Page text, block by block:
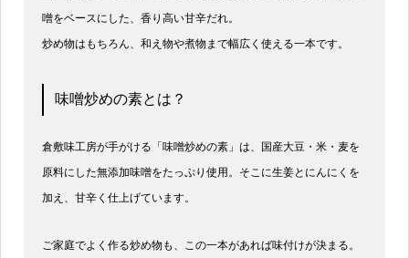
噌をベースにした、香り高い甘辛だれ。
炒め物はもちろん、和え物や煮物まで幅広く使える一本です。
味噌炒めの素とは？
倉敷味工房が手がける「味噌炒めの素」は、国産大豆・米・麦を
原料にした無添加味噌をたっぷり使用。そこに生姜とにんにくを
加え、甘辛く仕上げています。
ご家庭でよく作る炒め物も、この一本があれば味付けが決まる。